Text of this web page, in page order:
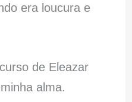
era loucura e
de Eleazar
alma.